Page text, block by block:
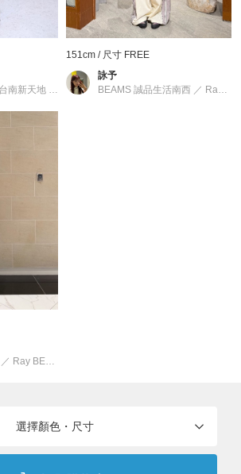
南新天地
Ray BEAMS
151cm / 尺寸 FREE
詠予
BEAMS 誠品生活南西 ／ Ray BEAMS
／ Ray BEAMS
選擇顏色・尺寸